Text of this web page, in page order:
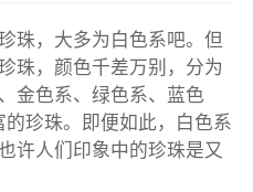
珠，大多为白色系吧。但
珠，颜色千差万别，分为
金色系、绿色系、蓝色
珍珠。即便如此，白色系
许人们印象中的珍珠是又